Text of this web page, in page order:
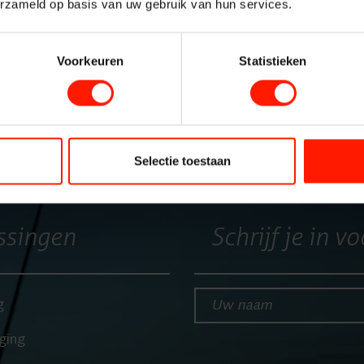
op basis van uw gebruik van hun services.
Voorkeuren Statistieken
Selectie toestaan
Cloud
Branches
Customer
Schrijf je in
Uw naam*